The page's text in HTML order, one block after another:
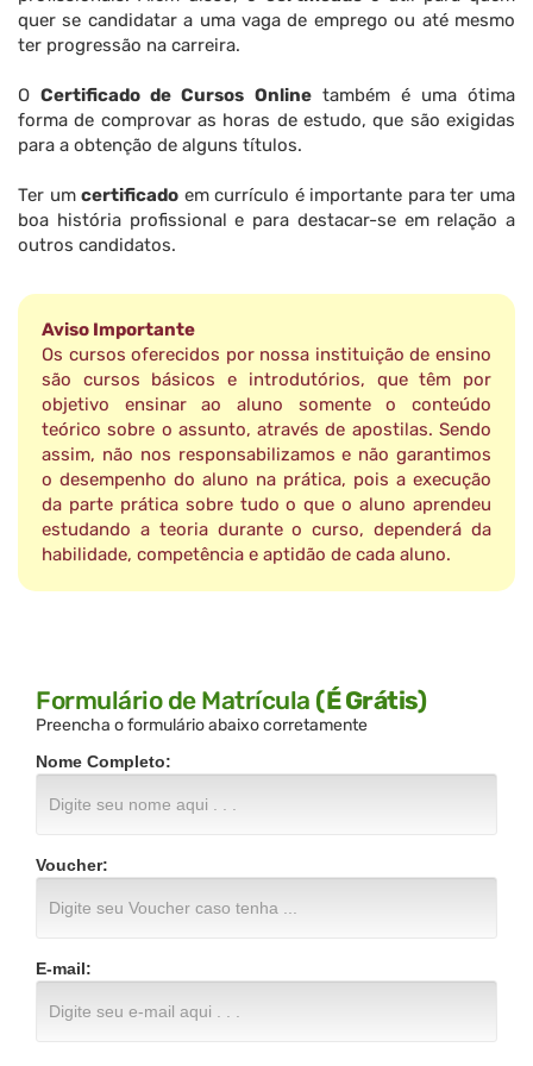
quer se candidatar a uma vaga de emprego ou até mesmo
ter progressão na carreira.
OCertificado de Cursos Onlinetambém é uma ótima
forma de comprovar as horas de estudo, que são exigidas
para a obtenção de alguns títulos.
Ter umcertificado em currículo é importante para ter uma
boa história profissional e para destacar-se em relação a
outros candidatos.
Aviso Importante
Os cursos oferecidos por nossa instituição de ensino
são cursos básicos e introdutórios, que têm por
objetivo ensinar ao aluno somente o conteúdo
teórico sobre o assunto, através de apostilas. Sendo
assim, não nos responsabilizamos e não garantimos
o desempenho do aluno na prática, pois a execução
da parte prática sobre tudo o que o aluno aprendeu
estudando a teoria durante o curso, dependerá da
habilidade, competência e aptidão de cada aluno.
Formulário de Matrícula (É Grátis)
Preencha o formulário abaixo corretamente
Nome Completo:
Voucher:
E-mail: